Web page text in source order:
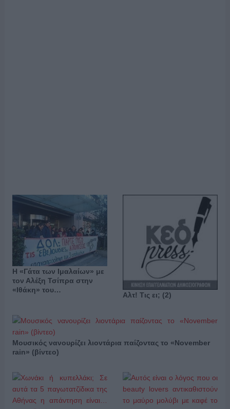
Η «Γάτα των Ιμαλαίων» με
τον Αλέξη Τσίπρα στην
«Ιθάκη» του…
Αλτ! Τις ει; (2)
Μουσικός νανουρίζει λιοντάρια παίζοντας το «November
rain» (βίντεο)